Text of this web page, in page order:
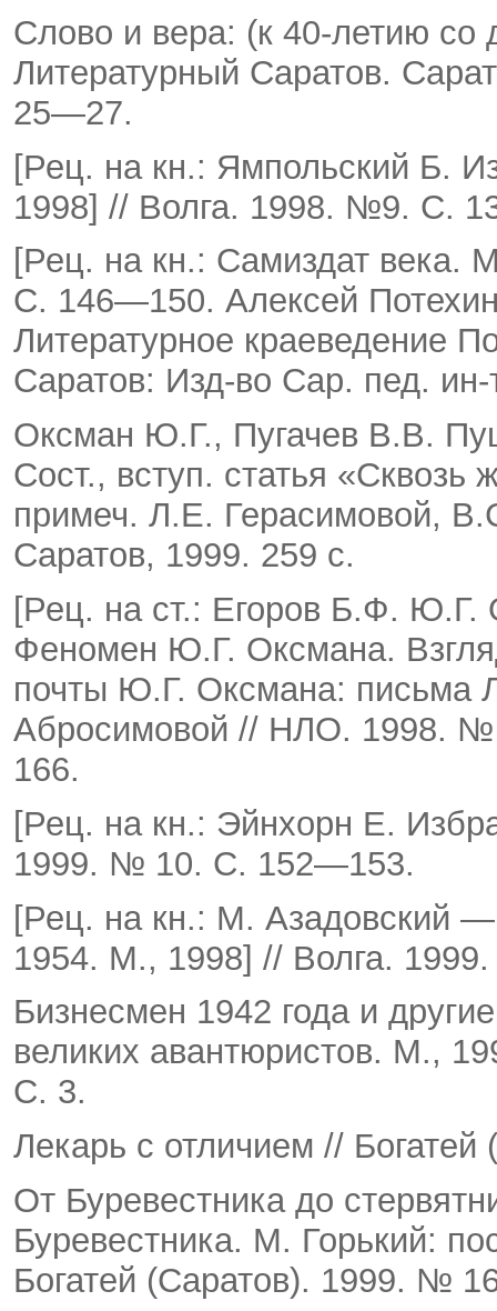
Слово и вера: (к 40-летию со
Литературный Са­ратов.
25—27.
[Рец. на кн.: Ямпольский Б.
1998] // Волга. 1998. №9. С.
[Рец. на кн.: Самиздат
С. 146—150. Алексей
Литературное краеведение
Саратов: Изд-во Сар. пед.
Оксман Ю.Г., Пугачев В.В.
Сост., вступ. статья
примеч. Л.Е. Герасимовой,
Саратов, 1999. 259 с.
[Рец. на ст.: Егоров Б.Ф. Ю.Г.
Феномен Ю.Г. Оксмана.
почты Ю.Г. Оксмана: письма
Абросимовой // НЛО. 1998.
166.
[Рец. на кн.: Эйнхорн Е.
1999. № 10. С. 152—153.
[Рец. на кн.: М. Азадовский
1954. М., 1998] // Волга.
Бизнесмен 1942 года и
великих авантюристов. М.,
С. 3.
Лекарь с отличием //
От Буревестника до
Буревестника. М. Горь­кий:
Богатей (Саратов). 1999. №